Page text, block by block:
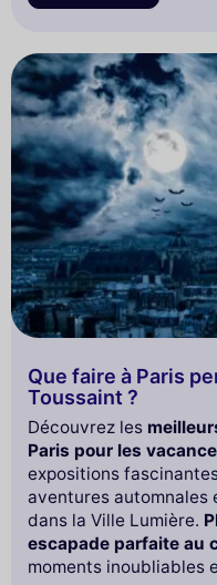
Que faire à Paris
Toussaint ?
Découvrez les
Paris pour les
expositions
aventures automnales
dans la Ville Lumière.
escapade parfaite au
moments inoubliables